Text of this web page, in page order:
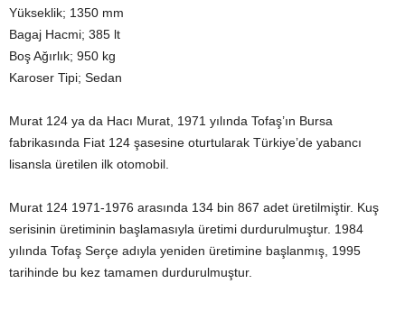
Yükseklik; 1350 mm
Bagaj Hacmi; 385 lt
Boş Ağırlık; 950 kg
Karoser Tipi; Sedan
Murat 124 ya da Hacı Murat, 1971 yılında Tofaş’ın Bursa
fabrikasında Fiat 124 şasesine oturtularak Türkiye’de yabancı
lisansla üretilen ilk otomobil.
Murat 124 1971-1976 arasında 134 bin 867 adet üretilmiştir. Kuş
serisinin üretiminin başlamasıyla üretimi durdurulmuştur. 1984
yılında Tofaş Serçe adıyla yeniden üretimine başlanmış, 1995
tarihinde bu kez tamamen durdurulmuştur.